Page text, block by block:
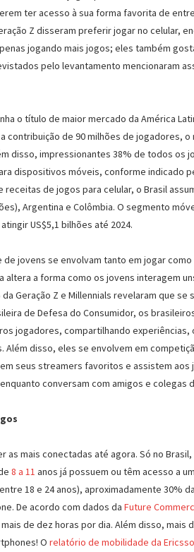
ter acesso à sua forma favorita de
Z disseram preferir jogar no celular,
jogando mais jogos; eles também
pelo levantamento mencionaram
o título de maior mercado da América
contribuição de 90 milhões de jogadores,
disso, impressionantes 38% de todos os
dispositivos móveis, conforme indicado
receitas de jogos para celular, o Brasil
Argentina e Colômbia. O segmento
US$5,1 bilhões até 2024.
jovens se envolvam tanto em jogar
a forma como os jovens interagem
da Geração Z e Millennials revelaram que
de Defesa do Consumidor, os
jogadores, compartilhando experiências,
disso, eles se envolvem em
seus streamers favoritos e assistem aos
conversam com amigos e colegas
as mais conectadas até agora. Só no
8 a 11 anos já possuem ou têm acesso a
18 e 24 anos), aproximadamente 30%
De acordo com dados da Future
de dez horas por dia. Além disso, mais
O relatório de mobilidade da